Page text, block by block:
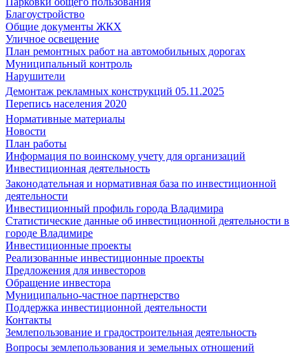
Благоустройство
Общие документы ЖКХ
Уличное освещение
План ремонтных работ на автомобильных дорогах
Муниципальный контроль
Нарушители
Демонтаж рекламных конструкций 05.11.2025
Перепись населения 2020
Нормативные материалы
Новости
План работы
Информация по воинскому учету для организаций
Инвестиционная деятельность
Законодательная и нормативная база по инвестиционной
деятельности
Инвестиционный профиль города Владимира
Статистические данные об инвестиционной деятельности в
городе Владимире
Инвестиционные проекты
Реализованные инвестиционные проекты
Предложения для инвесторов
Обращение инвестора
Муниципально-частное партнерство
Поддержка инвестиционной деятельности
Контакты
Землепользование и градостроительная деятельность
Вопросы землепользования и земельных отношений